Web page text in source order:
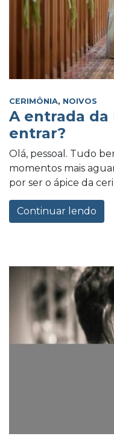
CERIMÔNIA, NOIVOS
A entrada da
entrar?
Olá, pessoal. Tudo
momentos mais
por ser o ápice da
Continuar lendo